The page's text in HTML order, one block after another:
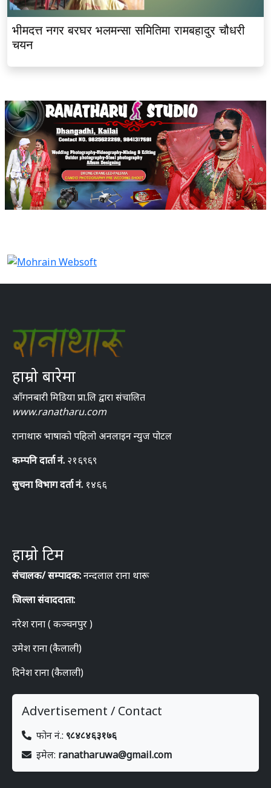
भीमदत्त नगर बरघर भलमन्सा समितिमा रामबहादुर चौधरी
चयन
हाम्रो बारेमा
आँगनबारी मिडिया प्रा.लि द्वारा संचालित
www.ranatharu.com
रानाथारु भाषाको पहिलो अनलाइन न्युज पोटल
कम्पनि दार्ता नं. २१६९६९
सुचना विभाग दर्ता नं. १४६६
हाम्रो टिम
संचालक/ सम्पादक:नन्दलाल राना थारू
जिल्ला संवाददाता:
नरेश राना ( कञ्चनपुर )
उमेश राना (कैलाली)
दिनेश राना (कैलाली)
Advertisement / Contact
फोन नं.: ९८४८४६३१७६
इमेल: ranatharuwa@gmail.com